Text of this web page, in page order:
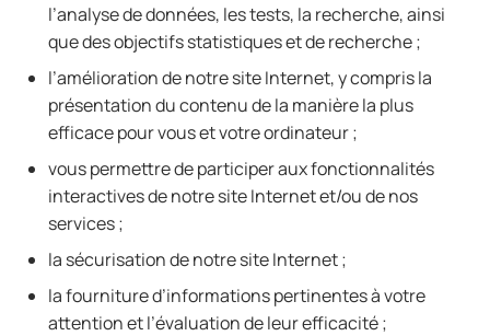
l’analyse de données, les tests, la recherche, ainsi
que des objectifs statistiques et de recherche ;
l’amélioration de notre site Internet, y compris la
présentation du contenu de la manière la plus
efficace pour vous et votre ordinateur ;
vous permettre de participer aux fonctionnalités
interactives de notre site Internet et/ou de nos
services ;
la sécurisation de notre site Internet ;
la fourniture d’informations pertinentes à votre
attention et l’évaluation de leur efficacité ;